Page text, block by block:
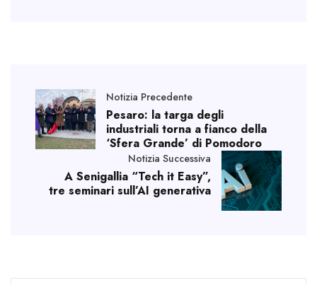
Notizia Precedente
Pesaro: la targa degli
industriali torna a fianco della
‘Sfera Grande’ di Pomodoro
Notizia Successiva
A Senigallia “Tech it Easy”,
tre seminari sull’AI generativa